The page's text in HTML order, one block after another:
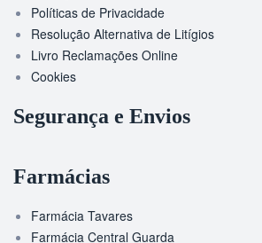
Políticas de Privacidade
Resolução Alternativa de Litígios
Livro Reclamações Online
Cookies
Segurança e Envios
Farmácias
Farmácia Tavares
Farmácia Central Guarda